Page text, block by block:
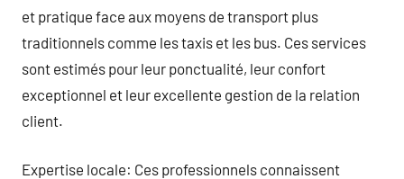
et pratique face aux moyens de transport plus
traditionnels comme les taxis et les bus. Ces services
sont estimés pour leur ponctualité, leur confort
exceptionnel et leur excellente gestion de la relation
client.
Expertise locale: Ces professionnels connaissent